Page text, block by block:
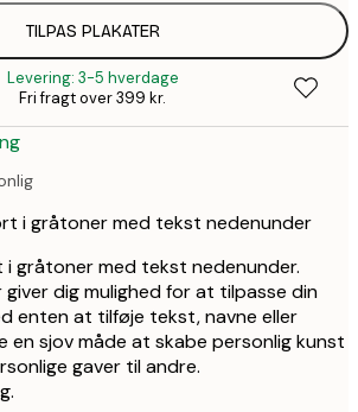
TILPAS PLAKATER
Levering: 3-5 hverdage
Fri fragt over 399 kr.
i gråtoner med tekst nedenunder
gråtoner med tekst nedenunder.
dig mulighed for at tilpasse din
enten at tilføje tekst, navne eller
en sjov måde at skabe personlig kunst
gaver til andre.